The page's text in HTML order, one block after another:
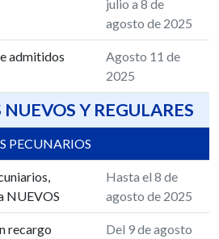
julio a 8 de
agosto de 2025
admitidos
Agosto 11 de
2025
Y REGULARES
PECUNARIOS
NUEVOS
Hasta el 8 de
agosto de 2025
recargo
Del 9 de agosto